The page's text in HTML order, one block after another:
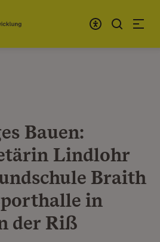
Bauen:
Lindlohr
Braith
in
der Riß